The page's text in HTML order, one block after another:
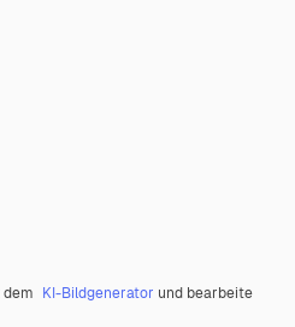
KI-Bildgenerator und bearbeite